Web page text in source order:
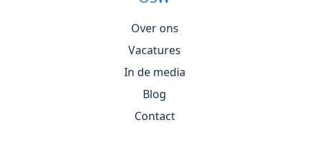
Over ons
Vacatures
In de media
Blog
Contact